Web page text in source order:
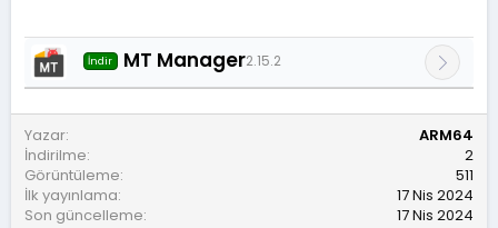
h
i
İndir MT Manager2.15.2
Yazar
ARM64
İndirilme
2
Görüntüleme
511
İlk yayınlama
17 Nis 2024
Son güncelleme
17 Nis 2024